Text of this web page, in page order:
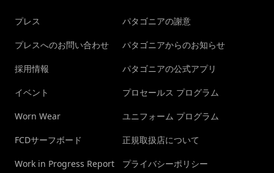
プレス
プレスへのお問い合わせ
採用情報
イベント
Worn Wear
FCDサーフボード
Work in Progress Report
パタゴニアの謝意
パタゴニアからのお知らせ
パタゴニアの公式アプリ
プロセールス プログラム
ユニフォーム プログラム
正規取扱店について
プライバシーポリシー